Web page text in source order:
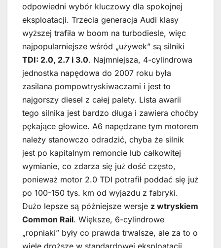
odpowiedni wybór kluczowy dla spokojnej
eksploatacji. Trzecia generacja Audi klasy
wyższej trafiła w boom na turbodiesle, więc
najpopularniejsze wśród „używek” są silniki
TDI: 2.0, 2.7 i 3.0. Najmniejsza, 4-cylindrowa
jednostka napędowa do 2007 roku była
zasilana pompowtryskiwaczami i jest to
najgorszy diesel z całej palety. Lista awarii
tego silnika jest bardzo długa i zawiera choćby
pękające głowice. A6 napędzane tym motorem
należy stanowczo odradzić, chyba że silnik
jest po kapitalnym remoncie lub całkowitej
wymianie, co zdarza się już dość często,
ponieważ motor 2.0 TDI potrafił poddać się już
po 100-150 tys. km od wyjazdu z fabryki.
Dużo lepsze są późniejsze wersje z wtryskiem
Common Rail. Większe, 6-cylindrowe
„ropniaki” były co prawda trwalsze, ale za to o